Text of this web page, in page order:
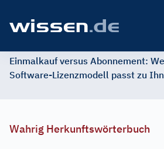
Einmalkauf versus Abonnement:
Software-Lizenzmodell passt zu
Wahrig Herkunftswörterbuch